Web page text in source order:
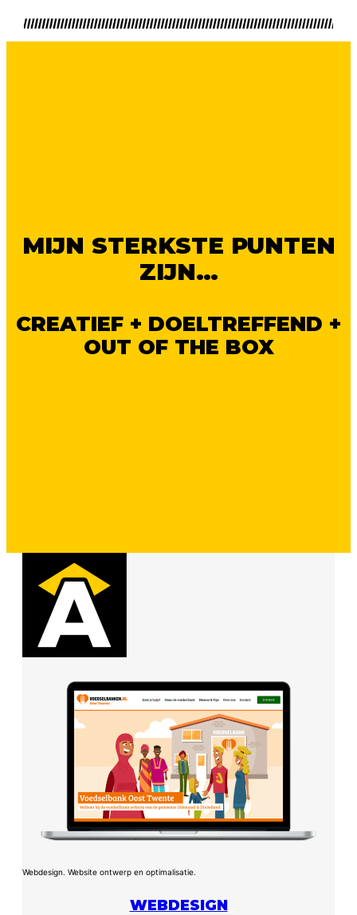
MIJN STERKSTE PUNTEN
ZIJN…
CREATIEF + DOELTREFFEND +
OUT OF THE BOX
Webdesign. Website ontwerp en optimalisatie.
WEBDESIGN